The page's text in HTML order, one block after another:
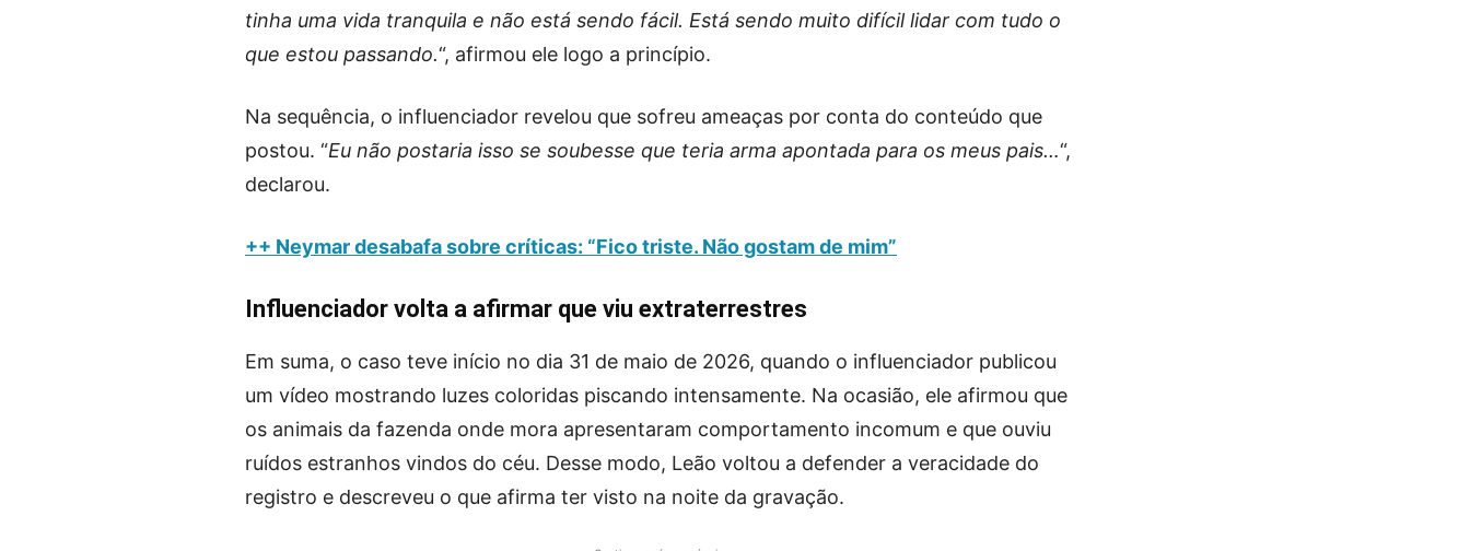
tinha uma vida tranquila e não está sendo fácil. Está sendo muito difícil lidar com tudo o
que estou passando.“, afirmou ele logo a princípio.
Na sequência, o influenciador revelou que sofreu ameaças por conta do conteúdo que
postou. “Eu não postaria isso se soubesse que teria arma apontada para os meus pais…“,
declarou.
++ Neymar desabafa sobre críticas: “Fico triste. Não gostam de mim”
Influenciador volta a afirmar que viu extraterrestres
Em suma, o caso teve início no dia 31 de maio de 2026, quando o influenciador publicou
um vídeo mostrando luzes coloridas piscando intensamente. Na ocasião, ele afirmou que
os animais da fazenda onde mora apresentaram comportamento incomum e que ouviu
ruídos estranhos vindos do céu. Desse modo, Leão voltou a defender a veracidade do
registro e descreveu o que afirma ter visto na noite da gravação.